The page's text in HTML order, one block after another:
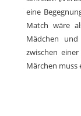
eine
Match wäre
Mädchen
zwischen
Märchen muss